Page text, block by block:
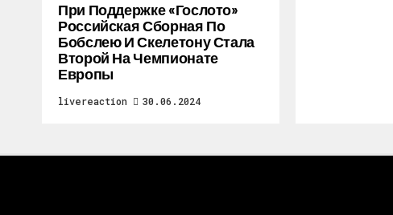
При Поддержке «Гослото»
Российская Сборная По
Бобслею И Скелетону Стала
Второй На Чемпионате
Европы
livereaction 30.06.2024